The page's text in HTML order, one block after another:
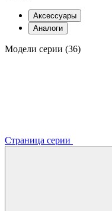
Аксессуары
Аналоги
Модели серии (36)
Страница серии